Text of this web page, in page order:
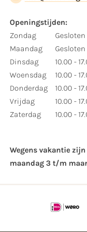
Openingstijden:
Zondag
Maandag
Dinsdag
Woensdag
Donderdag
Vrijdag
Zaterdag
Gesloten
Gesloten
10.00 -
10.00 -
10.00 -
10.00 -
10.00 -
Wegens vakantie
maandag 3 t/m